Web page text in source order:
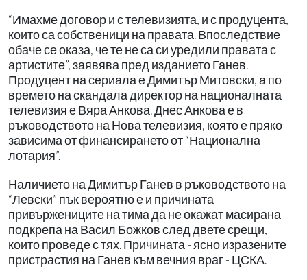
“Имахме договор и с телевизията, и с продуцента,
които са собственици на правата. Впоследствие
обаче се оказа, че те не са си уредили правата с
артистите”, заявява пред изданието Ганев.
Продуцент на сериала е Димитър Митовски, а по
времето на скандала директор на националната
телевизия е Вяра Анкова. Днес Анкова е в
ръководството на Нова телевизия, която е пряко
зависима от финансирането от “Национална
лотария”.
Наличието на Димитър Ганев в ръководството на
“Левски” пък вероятно е и причината
привържениците на тима да не окажат масирана
подкрепа на Васил Божков след двете срещи,
които проведе с тях. Причината - ясно изразените
пристрастия на Ганев към вечния враг - ЦСКА.